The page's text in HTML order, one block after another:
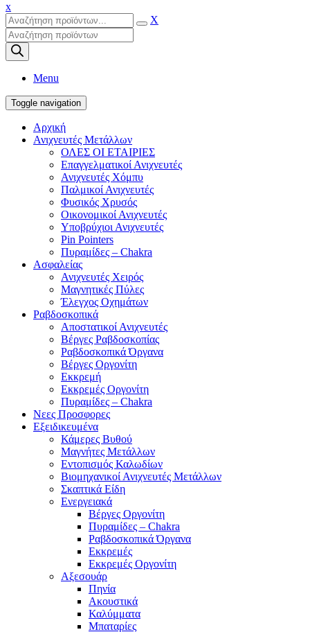
x
X
Products
search
Menu
Toggle navigation
Αρχική
Ανιχνευτές Μετάλλων
ΟΛΕΣ ΟΙ ΕΤΑΙΡΙΕΣ
Επαγγελματικοί Ανιχνευτές
Ανιχνευτές Χόμπυ
Παλμικοί Ανιχνευτές
Φυσικός Χρυσός
Οικονομικοί Ανιχνευτές
Υποβρύχιοι Ανιχνευτές
Pin Pointers
Πυραμίδες – Chakra
Ασφαλείας
Ανιχνευτές Χειρός
Μαγνητικές Πύλες
Έλεγχος Οχημάτων
Ραβδοσκοπικά
Αποστατικοί Ανιχνευτές
Βέργες Ραβδοσκοπίας
Ραβδοσκοπικά Όργανα
Βέργες Οργονίτη
Εκκρεμή
Εκκρεμές Οργονίτη
Πυραμίδες – Chakra
Νεες Προσφορες
Εξειδικευμένα
Κάμερες Βυθού
Μαγνήτες Μετάλλων
Εντοπισμός Καλωδίων
Βιομηχανικοί Ανιχνευτές Μετάλλων
Σκαπτικά Είδη
Ενεργειακά
Βέργες Οργονίτη
Πυραμίδες – Chakra
Ραβδοσκοπικά Όργανα
Εκκρεμές
Εκκρεμές Οργονίτη
Αξεσουάρ
Πηνία
Ακουστικά
Καλύμματα
Μπαταρίες